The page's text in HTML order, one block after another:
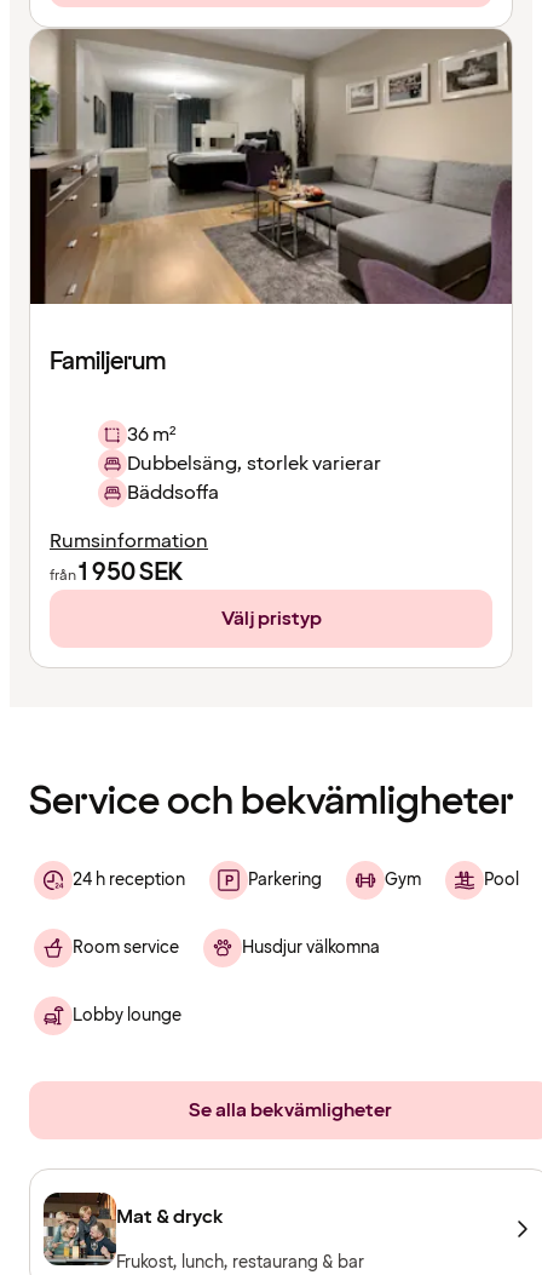
Familjerum
36 m²
Dubbelsäng, storlek varierar
Bäddsoffa
Rumsinformation
från1 950SEK
Välj pristyp
Service och bekvämligheter
24 h reception Parkering Gym Pool
Room service Husdjur välkomna
Lobby lounge
Se alla bekvämligheter
Mat & dryck
Frukost, lunch, restaurang & bar